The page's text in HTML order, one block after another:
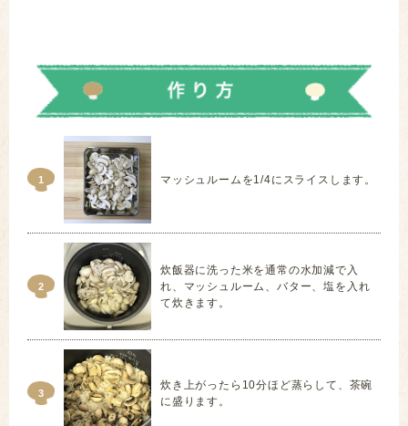
1 マッシュルームを1/4にスライスします。
2
炊飯器に洗った米を通常の水加減で入
れ、マッシュルーム、バター、塩を入れ
て炊きます。
3
炊き上がったら10分ほど蒸らして、茶碗
に盛ります。